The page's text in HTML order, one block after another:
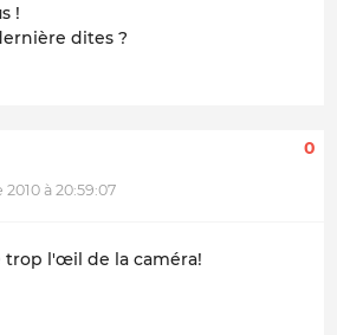
!
dites ?
à 20:59:07
0
trop l'œil de la caméra!